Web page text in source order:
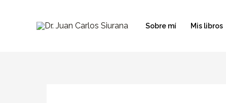
Sobre mí Mis libros